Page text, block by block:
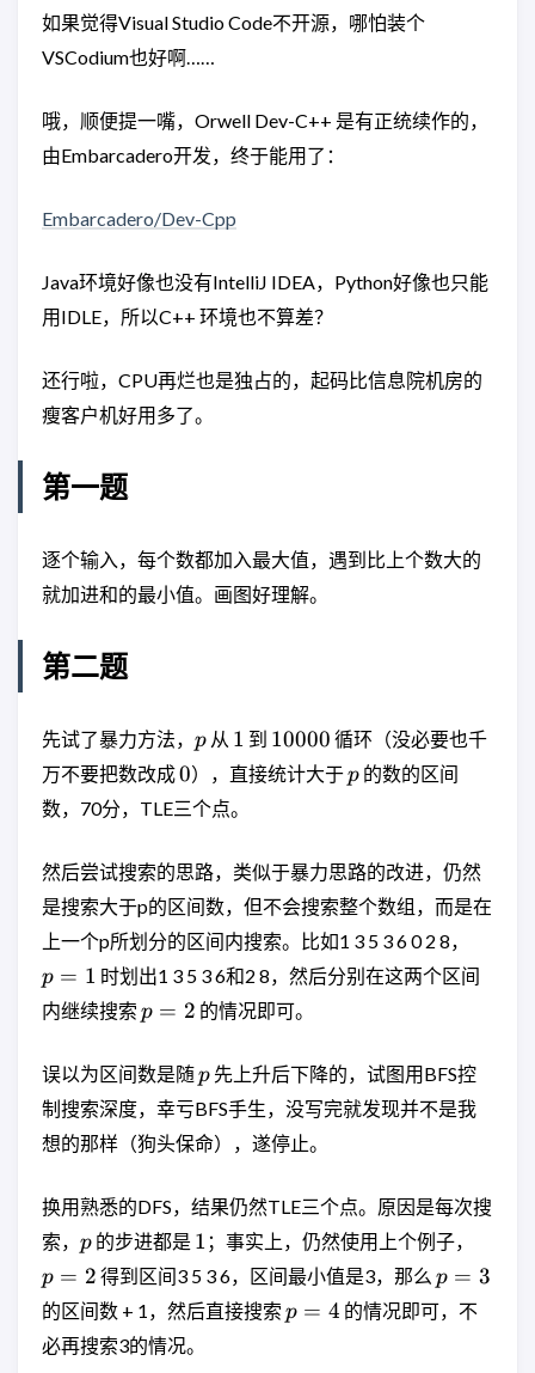
如果觉得Visual Studio Code不开源，哪怕装个
VSCodium也好啊……
哦，顺便提一嘴，Orwell Dev-C++ 是有正统续作的，
由Embarcadero开发，终于能用了：
Embarcadero/Dev-Cpp
Java环境好像也没有IntelliJ IDEA，Python好像也只能
用IDLE，所以C++ 环境也不算差？
还行啦，CPU再烂也是独占的，起码比信息院机房的
瘦客户机好用多了。
第一题
逐个输入，每个数都加入最大值，遇到比上个数大的
就加进和的最小值。画图好理解。
第二题
先试了暴力方法， p
p 从 1
1 到 10000
10000 循环（没必要也千
万不要把数改成0
0），直接统计大于p
p 的数的区间
数，70分，TLE三个点。
然后尝试搜索的思路，类似于暴力思路的改进，仍然
是搜索大于p的区间数，但不会搜索整个数组，而是在
上一个p所划分的区间内搜索。比如1 3 5 3 6 0 2 8，
p = 1 时划出1 3 5 3 6和2 8，然后分别在这两个区间
内继续搜索 p=2
p = 2 的情况即可。
误以为区间数是随p
p 先上升后下降的，试图用BFS控
制搜索深度，幸亏BFS手生，没写完就发现并不是我
想的那样（狗头保命），遂停止。
换用熟悉的DFS，结果仍然TLE三个点。原因是每次搜
索， p
p 的步进都是 1
1 ；事实上，仍然使用上个例子，
p = 2 得到区间3 5 3 6，区间最小值是3，那么 p=3
p = 3
的区间数 + 1，然后直接搜索 p=4
p = 4 的情况即可，不
必再搜索3的情况。